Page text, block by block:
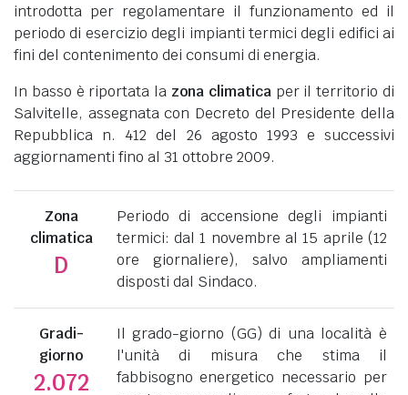
introdotta per regolamentare il funzionamento ed il
periodo di esercizio degli impianti termici degli edifici ai
fini del contenimento dei consumi di energia.
In basso è riportata la zona climaticaper il territorio di
Salvitelle, assegnata con Decreto del Presidente della
Repubblica n. 412 del 26 agosto 1993 e successivi
aggiornamenti fino al 31 ottobre 2009.
Zona
climatica
D
Periodo di accensione degli impianti
termici: dal 1 novembre al 15 aprile (12
ore giornaliere), salvo ampliamenti
disposti dal Sindaco.
Gradi-
giorno
2.072
Il grado-giorno (GG) di una località è
l'unità di misura che stima il
fabbisogno energetico necessario per